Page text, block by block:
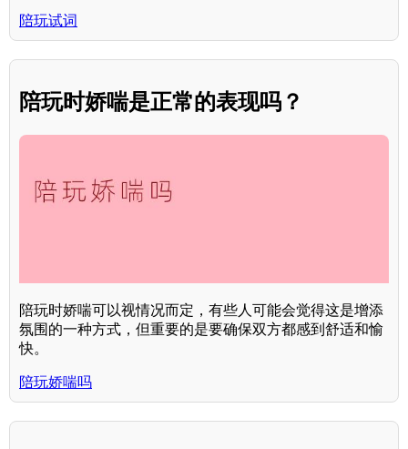
陪玩试词
陪玩时娇喘是正常的表现吗？
陪玩时娇喘可以视情况而定，有些人可能会觉得这是增添
氛围的一种方式，但重要的是要确保双方都感到舒适和愉
快。
陪玩娇喘吗